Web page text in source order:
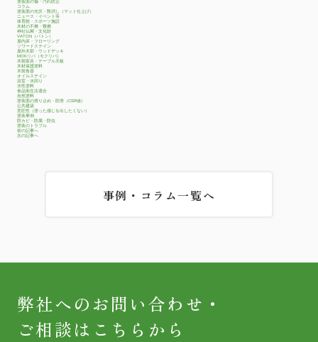
塗装面の傷・汚れ防止
コラム
塗装面の光沢・艶消し（マット仕上げ）
ニュース・イベント等
体育館・スポーツ施設
木材の不燃・難燃
神社仏閣・文化財
VATON（バトン）
屋内床・フローリング
ソワードステイン
屋外木部・ウッドデッキ
MOKリバ（モクリバ）
木製家具・テーブル天板
木材保護塗料
木製食器
オイルステイン
浴室・水回り
水性塗料
食品衛生法適合
自然塗料
塗装面の滑り止め・防滑（CSR値）
公共建築
意匠性（塗った感じを出したくない）
塗装事例
防カビ・防腐・防虫
塗装のトラブル
前の記事へ
次の記事へ
事例・コラム一覧へ
弊社へのお問い合わせ・
ご相談はこちらから